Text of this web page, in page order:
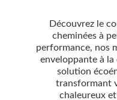
Découvrez le
cheminées à
performance, nos
enveloppante à
solution
transformant
chaleureux